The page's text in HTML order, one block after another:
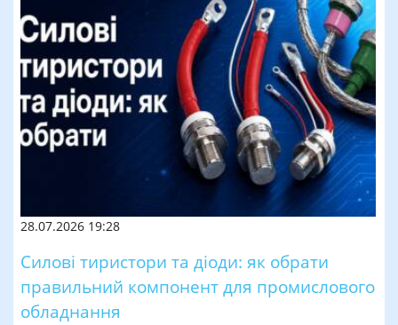
28.07.2026 19:28
Силові тиристори та діоди: як обрати
правильний компонент для промислового
обладнання